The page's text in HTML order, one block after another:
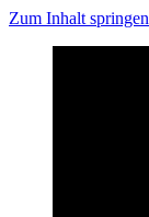
Zum Inhalt springen